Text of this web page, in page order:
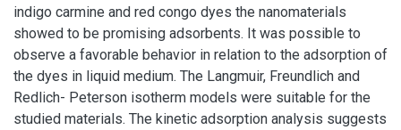
indigo carmine and red congo dyes the nanomaterials
showed to be promising adsorbents. It was possible to
observe a favorable behavior in relation to the adsorption of
the dyes in liquid medium. The Langmuir, Freundlich and
Redlich- Peterson isotherm models were suitable for the
studied materials. The kinetic adsorption analysis suggests